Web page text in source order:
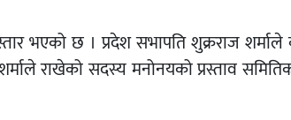
भएको छ । प्रदेश सभापति शुक्रराज
राखेको सदस्य मनोनयको प्रस्ताव